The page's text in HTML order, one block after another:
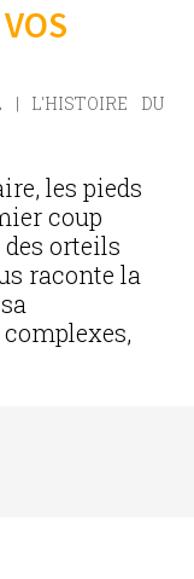
| L'HISTOIRE DU
les pieds
coup
orteils
raconte la